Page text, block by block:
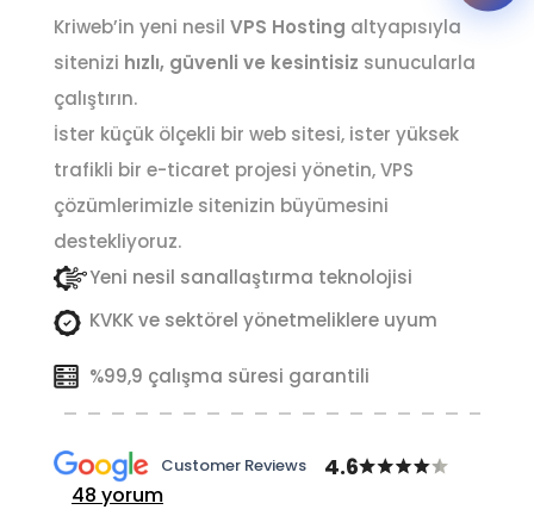
Kriweb’in yeni nesil VPS Hosting altyapısıyla
sitenizi hızlı, güvenli ve kesintisiz sunucularla
çalıştırın.
İster küçük ölçekli bir web sitesi, ister yüksek
trafikli bir e-ticaret projesi yönetin, VPS
çözümlerimizle sitenizin büyümesini
destekliyoruz.
Yeni nesil sanallaştırma teknolojisi
KVKK ve sektörel yönetmeliklere uyum
%99,9 çalışma süresi garantili
Customer Reviews 4.6
48 yorum